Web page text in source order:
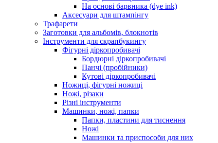
На основі барвника (dye ink)
Аксесуари для штампінгу
Трафарети
Заготовки для альбомів, блокнотів
Інструменти для скрапбукингу
Фігурні діркопробивачі
Бордюрні діркопробивачі
Панчі (пробійники)
Кутові діркопробивачі
Ножиці, фігурні ножиці
Ножі, різаки
Різні інструменти
Машинки, ножі, папки
Папки, пластини для тиснення
Ножі
Машинки та приспособи для них